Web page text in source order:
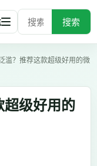
搜索
滥？推荐这款超级好用的微
超级好用的